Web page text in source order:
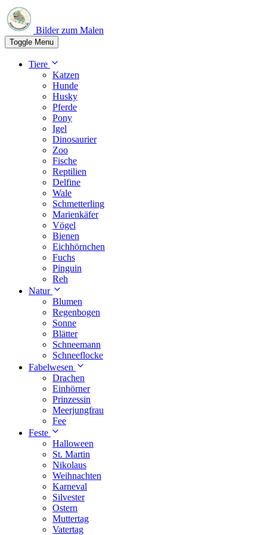
Bilder zum Malen
Toggle Menu
Tiere
Katzen
Hunde
Husky
Pferde
Pony
Igel
Dinosaurier
Zoo
Fische
Reptilien
Delfine
Wale
Schmetterling
Marienkäfer
Vögel
Bienen
Eichhörnchen
Fuchs
Pinguin
Reh
Natur
Blumen
Regenbogen
Sonne
Blätter
Schneemann
Schneeflocke
Fabelwesen
Drachen
Einhörner
Prinzessin
Meerjungfrau
Fee
Feste
Halloween
St. Martin
Nikolaus
Weihnachten
Karneval
Silvester
Ostern
Muttertag
Vatertag